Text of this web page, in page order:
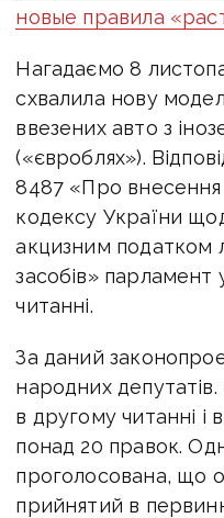
новые правила
Нагадаємо 8
схвалила нову
ввезених авто з
(«євроблях»).
8487 «Про внесення
кодексу України
акцизним податком
засобів» парламент
читанні.
За даний
народних депутатів.
в другому читанні і
понад 20 правок.
проголосована, що
прийнятий в